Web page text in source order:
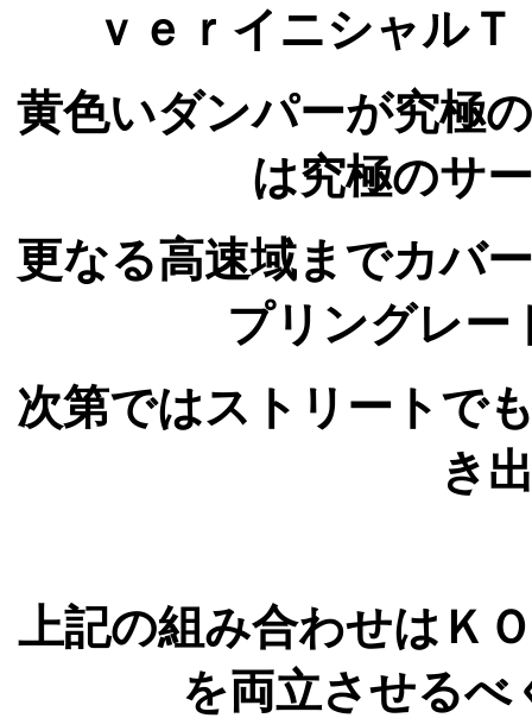
ｖｅｒイニシャル
黄色いダンパーが究極
は究極のサ
更なる高速域までカバ
プリングレー
次第ではストリートで
き
上記の組み合わせはＫ
を両立させるべ